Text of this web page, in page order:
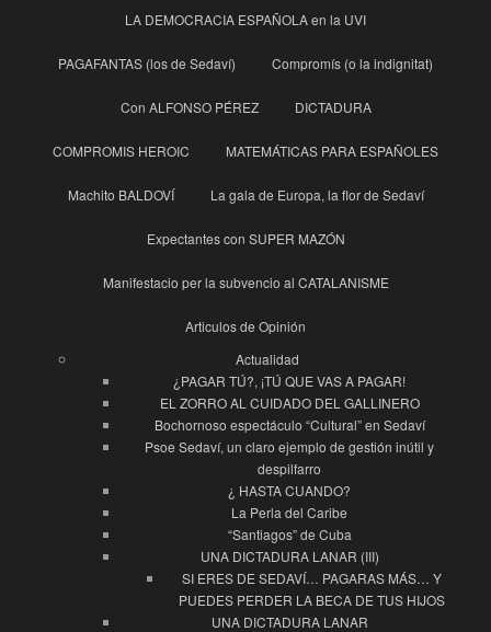
LA DEMOCRACIA ESPAÑOLA en la UVI
PAGAFANTAS (los de Sedaví) Compromís (o la indignitat)
Con ALFONSO PÉREZ DICTADURA
COMPROMIS HEROIC MATEMÁTICAS PARA ESPAÑOLES
Machito BALDOVÍ La gala de Europa, la flor de Sedaví
Expectantes con SUPER MAZÓN
Manifestacio per la subvencio al CATALANISME
Articulos de Opinión
Actualidad
¿PAGAR TÚ?, ¡TÚ QUE VAS A PAGAR!
EL ZORRO AL CUIDADO DEL GALLINERO
Bochornoso espectáculo “Cultural” en Sedaví
Psoe Sedaví, un claro ejemplo de gestión inútil y
despilfarro
¿ HASTA CUANDO?
La Perla del Caribe
“Santiagos” de Cuba
UNA DICTADURA LANAR (III)
SI ERES DE SEDAVÍ… PAGARAS MÁS… Y
PUEDES PERDER LA BECA DE TUS HIJOS
UNA DICTADURA LANAR